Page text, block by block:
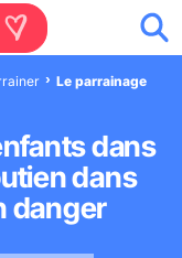
Le parrainage
dans
dans
danger